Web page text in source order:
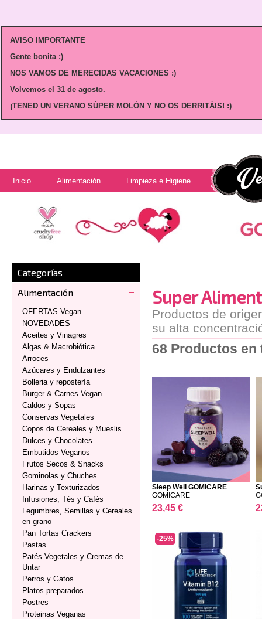
AVISO IMPORTANTE
Gente bonita :)
NOS VAMOS DE MERECIDAS VACACIONES :)
Volvemos el 31 de agosto.
¡TENED UN VERANO SÚPER MOLÓN Y NO OS DERRITÁIS! :)
Inicio Alimentación Limpieza e Higiene
Categorías
Alimentación
OFERTAS Vegan
NOVEDADES
Aceites y Vinagres
Algas & Macrobiótica
Arroces
Azúcares y Endulzantes
Bolleria y repostería
Burger & Carnes Vegan
Caldos y Sopas
Conservas Vegetales
Copos de Cereales y Mueslis
Dulces y Chocolates
Embutidos Veganos
Frutos Secos & Snacks
Gominolas y Chuches
Harinas y Texturizados
Infusiones, Tés y Cafés
Legumbres, Semillas y Cereales
en grano
Pan Tortas Crackers
Pastas
Patés Vegetales y Cremas de
Untar
Perros y Gatos
Platos preparados
Postres
Proteinas Veganas
Super
Productos de
su alta
68 Productos en
Sleep Well GOMICARE
GOMICARE
23,45 €
-25%